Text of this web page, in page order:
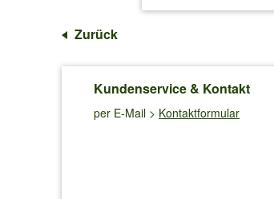
Zurück
Kundenservice & Kontakt
per E-Mail > Kontaktformular